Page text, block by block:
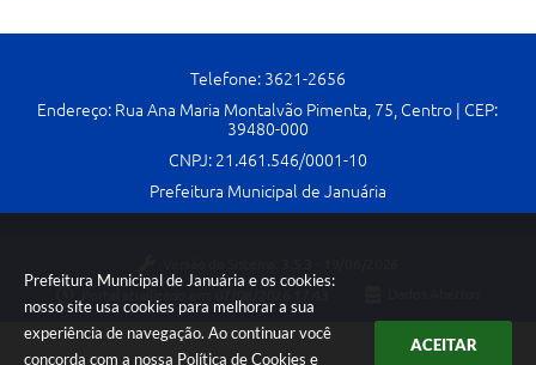
Prefeitura Municipal de Januária e os cookies:
nosso site usa cookies para melhorar a sua
experiência de navegação. Ao continuar você
concorda com a nossa Política de Cookies e
ACEITAR
Telefone: 3621-2656
Endereço: Rua Ana Maria Montalvão Pimenta, 75, Centro | CEP:
39480-000
CNPJ: 21.461.546/0001-10
Prefeitura Municipal de Januária